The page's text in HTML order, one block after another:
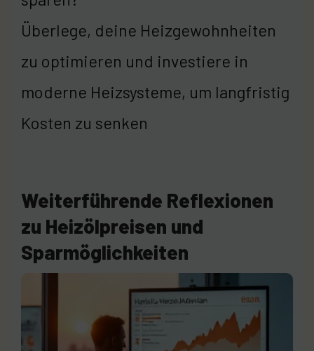
Überlege, deine Heizgewohnheiten
zu optimieren und investiere in
moderne Heizsysteme, um langfristig
Kosten zu senken
Weiterführende Reflexionen
zu Heizölpreisen und
Sparmöglichkeiten